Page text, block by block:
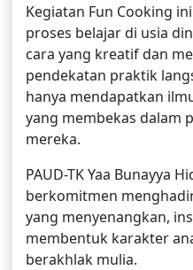
Kegiatan Fun Cooking
proses belajar di usia
cara yang kreatif dan
pendekatan praktik
hanya mendapatkan
yang membekas dalam
mereka.
PAUD-TK Yaa Bunayya
berkomitmen
yang menyenangkan,
membentuk karakter
berakhlak mulia.